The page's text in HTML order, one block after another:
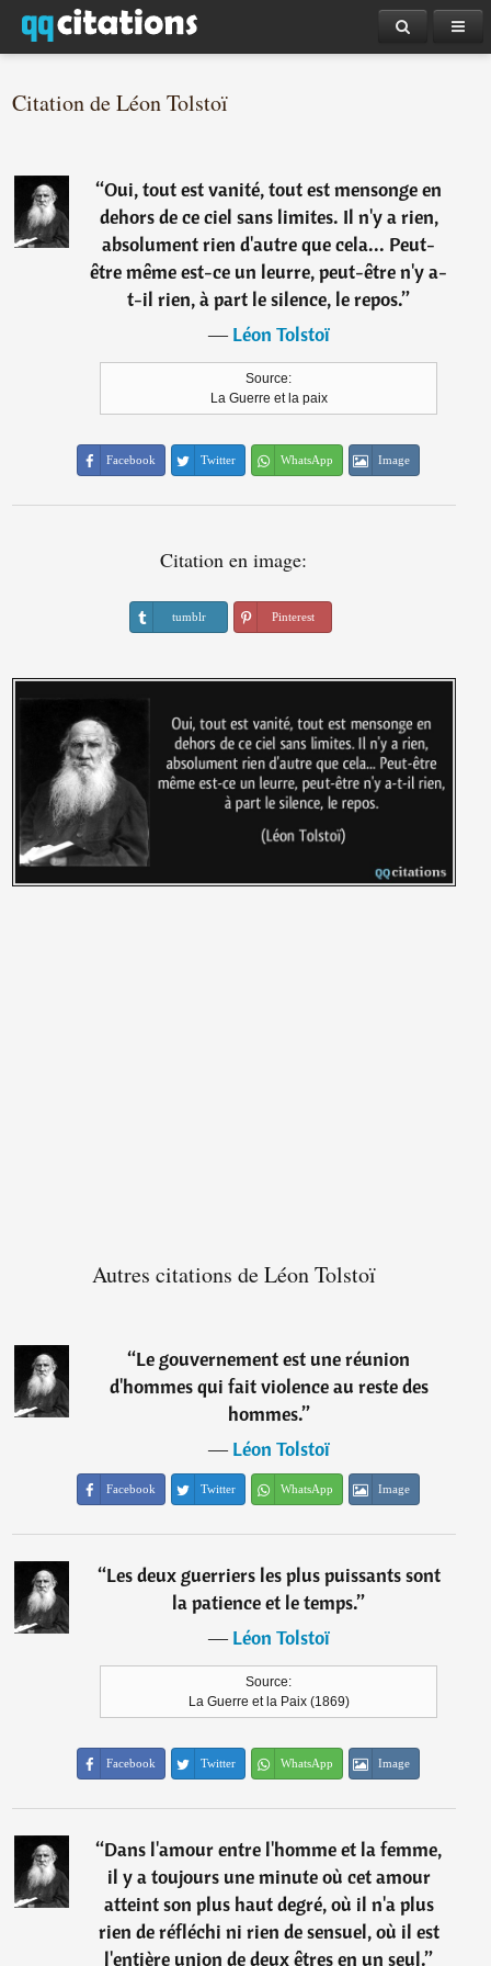
Citation de Léon Tolstoï
“Oui, tout est vanité, tout est mensonge en
dehors de ce ciel sans limites. Il n'y a rien,
absolument rien d'autre que cela... Peut-
être même est-ce un leurre, peut-être n'y a-
t-il rien, à part le silence, le repos.”
―Léon Tolstoï
Source:
La Guerre et la paix
Facebook Twitter WhatsApp Image
Citation en image:
tumblr Pinterest
Autres citations de Léon Tolstoï
“Le gouvernement est une réunion
d'hommes qui fait violence au reste des
hommes.”
―Léon Tolstoï
Facebook Twitter WhatsApp Image
“Les deux guerriers les plus puissants sont
la patience et le temps.”
―Léon Tolstoï
Source:
La Guerre et la Paix (1869)
Facebook Twitter WhatsApp Image
“Dans l'amour entre l'homme et la femme,
il y a toujours une minute où cet amour
atteint son plus haut degré, où il n'a plus
rien de réfléchi ni rien de sensuel, où il est
l'entière union de deux êtres en un seul.”